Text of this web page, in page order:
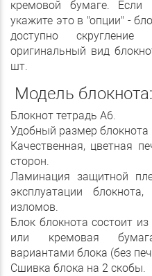
кремовой бумаге.
укажите это в "опции" -
доступно
оригинальный вид
шт.
Модель блокнота:
Блокнот тетрадь А6.
Удобный размер
Качественная, цветная
сторон.
Ламинация защитной
эксплуатации
изломов.
Блок блокнота состоит
или кремовая
вариантами блока (без
Сшивка блока на 2 скобы.